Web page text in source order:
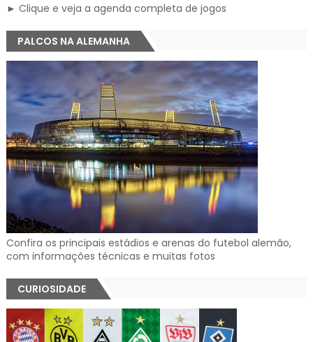
► Clique e veja a agenda completa de jogos
PALCOS NA ALEMANHA
Confira os principais estádios e arenas do futebol alemão,
com informações técnicas e muitas fotos
CURIOSIDADE